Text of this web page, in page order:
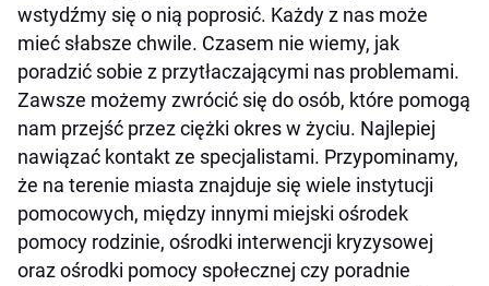
wstydźmy się o nią poprosić. Każdy z nas może
mieć słabsze chwile. Czasem nie wiemy, jak
poradzić sobie z przytłaczającymi nas problemami.
Zawsze możemy zwrócić się do osób, które pomogą
nam przejść przez ciężki okres w życiu. Najlepiej
nawiązać kontakt ze specjalistami. Przypominamy,
że na terenie miasta znajduje się wiele instytucji
pomocowych, między innymi miejski ośrodek
pomocy rodzinie, ośrodki interwencji kryzysowej
oraz ośrodki pomocy społecznej czy poradnie